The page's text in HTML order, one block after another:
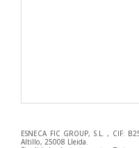
ESNECA FIC GROUP, S.L. , CIF:
Altillo, 25008 Lleida.